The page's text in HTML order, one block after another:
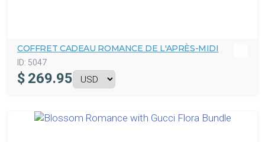
COFFRET CADEAU ROMANCE DE L'APRÈS-MIDI
ID: 5047
$ 269.95